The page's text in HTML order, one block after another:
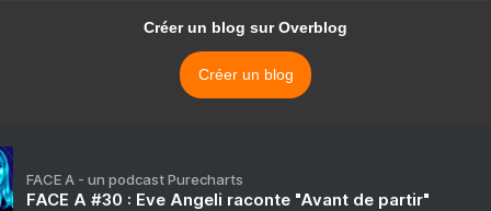
Créer un blog sur Overblog
Créer un blog
FACE A - un podcast Purecharts
FACE A #30 : Eve Angeli raconte "Avant de partir"